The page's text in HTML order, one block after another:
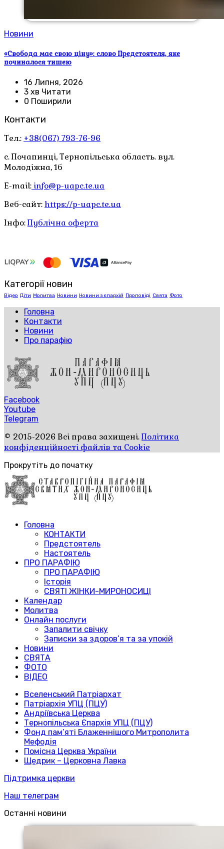
Новини
«Свобода має свою ціну»: слово Предстоятеля, яке
починалося тишею
16 Липня, 2026
3 хв Читати
0 Поширили
Контакти
Тел.: +38(067) 793-76-96
с. Почапинці, Тернопільська область. вул.
Молодіжна, 1б
E-mail: info@p-uapc.te.ua
Веб-сайт: https://p-uapc.te.ua
Інфо:Публічна оферта
Категорії новин
Відео Діти Молитва Новини Новини з єпархій Проповіді Свята Фото
Головна
Контакти
Новини
Про парафію
Facebook
Youtube
Telegram
© 2015-2026 Всі права захищені.Політика
конфіденційності файлів та Cookie
Прокрутіть до початку
Головна
КОНТАКТИ
Предстоятель
Настоятель
ПРО ПАРАФІЮ
ПРО ПАРАФІЮ
Історія
СВЯТІ ЖІНКИ-МИРОНОСИЦІ
Календар
Молитва
Онлайн послуги
Запалити свічку
Записки за здоров’я та за упокій
Новини
СВЯТА
ФОТО
ВІДЕО
Вселенський Патріархат
Патріархія УПЦ (ПЦУ)
Андріївська Церква
Тернопільська Єпархія УПЦ (ПЦУ)
Фонд пам’яті Блаженнішого Митрополита
Мефодія
Помісна Церква України
Щедрик – Церковна Лавка
Підтримка церкви
Наш телеграм
Останні новини